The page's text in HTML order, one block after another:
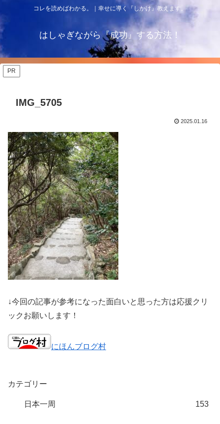
コレを読めばわかる。｜幸せに導く『しかけ』教えます。
はしゃぎながら『成功』する方法！
PR
IMG_5705
2025.01.16
↓今回の記事が参考になった面白いと思った方は応援クリ
ックお願いします！
にほんブログ村
カテゴリー
日本一周 153